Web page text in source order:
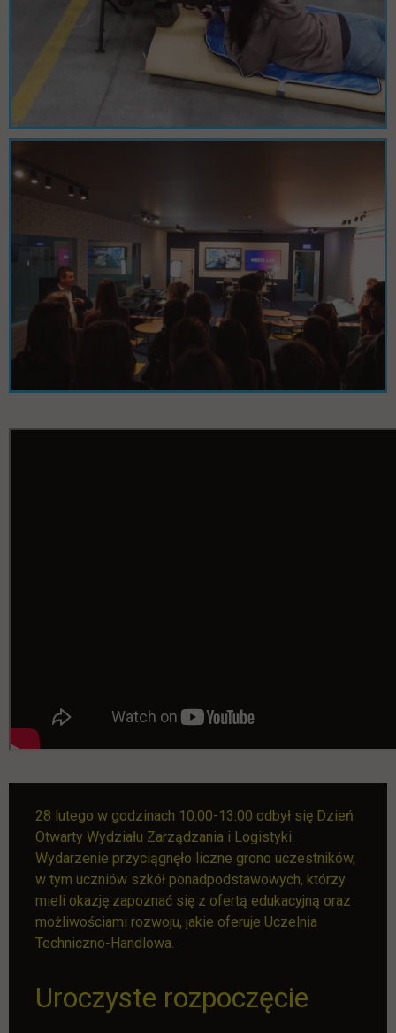
28 lutego w godzinach 10:00-13:00 odbył się Dzień
Otwarty Wydziału Zarządzania i Logistyki.
Wydarzenie przyciągnęło liczne grono uczestników,
w tym uczniów szkół ponadpodstawowych, którzy
mieli okazję zapoznać się z ofertą edukacyjną oraz
możliwościami rozwoju, jakie oferuje Uczelnia
Techniczno-Handlowa.
Uroczyste rozpoczęcie